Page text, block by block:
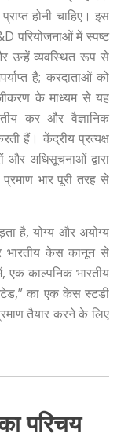
होनी चाहिए। इस
परियोजनाओं में स्पष्ट
उन्हें व्यवस्थित रूप से
है; करदाताओं को
के माध्यम से यह
कर और वैज्ञानिक
हैं। केंद्रीय प्रत्यक्ष
और अधिसूचनाओं द्वारा
भार पूरी तरह से
है, योग्य और अयोग्य
भारतीय केस कानून से
एक काल्पनिक भारतीय
का एक केस स्टडी
तैयार करने के लिए
परिचय